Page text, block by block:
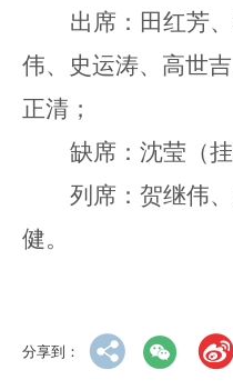
出席：田红芳、
伟、史运涛、高世
正清；
缺席：沈莹（挂
列席：贺继伟
健。
分享到：